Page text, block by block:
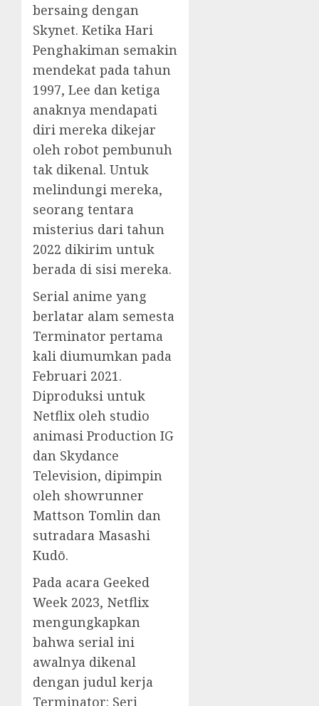
bersaing dengan
Skynet. Ketika Hari
Penghakiman semakin
mendekat pada tahun
1997, Lee dan ketiga
anaknya mendapati
diri mereka dikejar
oleh robot pembunuh
tak dikenal. Untuk
melindungi mereka,
seorang tentara
misterius dari tahun
2022 dikirim untuk
berada di sisi mereka.
Serial anime yang
berlatar alam semesta
Terminator pertama
kali diumumkan pada
Februari 2021.
Diproduksi untuk
Netflix oleh studio
animasi Production IG
dan Skydance
Television, dipimpin
oleh showrunner
Mattson Tomlin dan
sutradara Masashi
Kudō.
Pada acara Geeked
Week 2023, Netflix
mengungkapkan
bahwa serial ini
awalnya dikenal
dengan judul kerja
Terminator: Seri